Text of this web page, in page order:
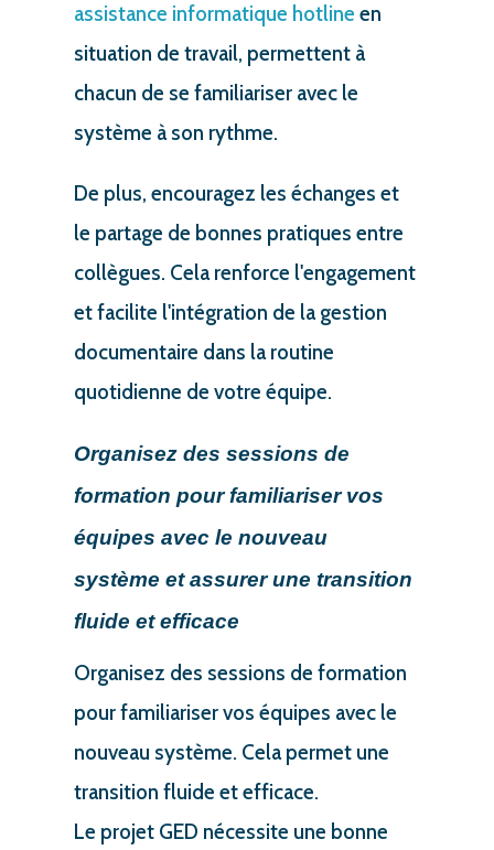
assistance informatique hotline en
situation de travail, permettent à
chacun de se familiariser avec le
système à son rythme.
De plus, encouragez les échanges et
le partage de bonnes pratiques entre
collègues. Cela renforce l'engagement
et facilite l'intégration de la gestion
documentaire dans la routine
quotidienne de votre équipe.
Organisez des sessions de
formation pour familiariser vos
équipes avec le nouveau
système et assurer une transition
fluide et efficace
Organisez des sessions de formation
pour familiariser vos équipes avec le
nouveau système. Cela permet une
transition fluide et efficace.
Le projet GED nécessite une bonne